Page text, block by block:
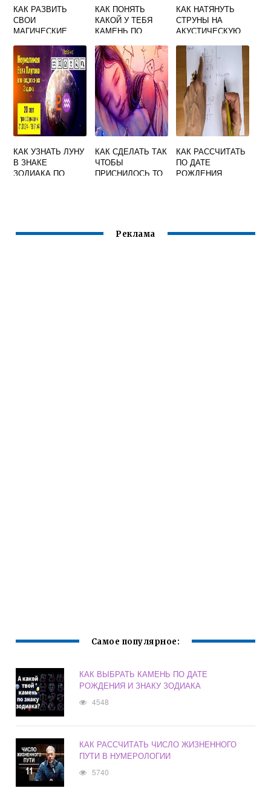
КАК РАЗВИТЬ
СВОИ
МАГИЧЕСКИЕ
СИЛЫ
САМОСТОЯТЕЛЬН
О
КАК ПОНЯТЬ
КАКОЙ У ТЕБЯ
КАМЕНЬ ПО
КАК НАТЯНУТЬ
СТРУНЫ НА
АКУСТИЧЕСКУЮ
МЕТАЛЛИЧЕСКИЕ
КАК УЗНАТЬ ЛУНУ
В ЗНАКЕ
ЗОДИАКА ПО
КАК СДЕЛАТЬ ТАК
ЧТОБЫ
ПРИСНИЛОСЬ ТО
КАК РАССЧИТАТЬ
ПО ДАТЕ
РОЖДЕНИЯ
Реклама
Самое популярное:
КАК ВЫБРАТЬ КАМЕНЬ ПО ДАТЕ
РОЖДЕНИЯ И ЗНАКУ ЗОДИАКА
4548
КАК РАССЧИТАТЬ ЧИСЛО ЖИЗНЕННОГО
ПУТИ В НУМЕРОЛОГИИ
5740